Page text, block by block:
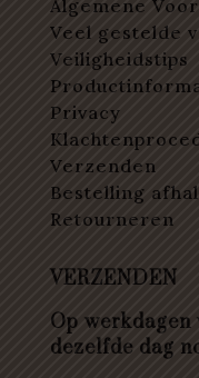
Algemene
Veel gestelde
Veiligheidstips
Privacy
Verzenden
Bestelling
Retourneren
VERZENDEN
Op werkdagen
dezelfde dag